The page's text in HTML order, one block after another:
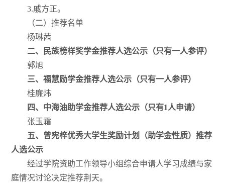
3.戚方正。
（二）推荐名单
杨琳茜
二、民族榜样奖学金推荐人选公示（只有一人参评）
郭旭
三、福慧励学金推荐人选公示（只有一人参评）
桂廉炜
四、中海油助学金推荐人选公示（只有1人申请）
张玉霜
五、曾宪梓优秀大学生奖励计划（助学金性质）推荐
人选公示
经过学院资助工作领导小组综合申请人学习成绩与家
庭情况讨论决定推荐荆天。